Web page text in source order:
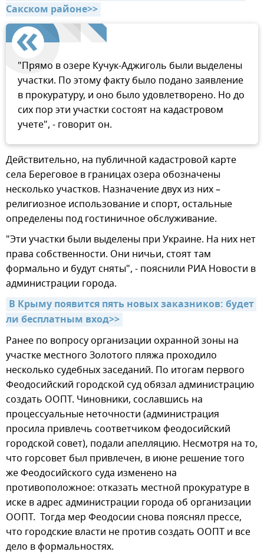
Сакском районе>>
"Прямо в озере Кучук-Аджиголь были выделены
участки. По этому факту было подано заявление
в прокуратуру, и оно было удовлетворено. Но до
сих пор эти участки состоят на кадастровом
учете", - говорит он.
Действительно, на публичной кадастровой карте
села Береговое в границах озера обозначены
несколько участков. Назначение двух из них –
религиозное использование и спорт, остальные
определены под гостиничное обслуживание.
"Эти участки были выделены при Украине. На них нет
права собственности. Они ничьи, стоят там
формально и будут сняты", - пояснили РИА Новости в
администрации города.
В Крыму появится пять новых заказников: будет
ли бесплатным вход>>
Ранее по вопросу организации охранной зоны на
участке местного Золотого пляжа проходило
несколько судебных заседаний. По итогам первого
Феодосийский городской суд обязал администрацию
создать ООПТ. Чиновники, сославшись на
процессуальные неточности (администрация
просила привлечь соответчиком феодосийский
городской совет), подали апелляцию. Несмотря на то,
что горсовет был привлечен, в июне решение того
же Феодосийского суда изменено на
противоположное: отказать местной прокуратуре в
иске в адрес администрации города об организации
ООПТ. Тогда мер Феодосии снова пояснял прессе,
что городские власти не против создать ООПТ и все
дело в формальностях.